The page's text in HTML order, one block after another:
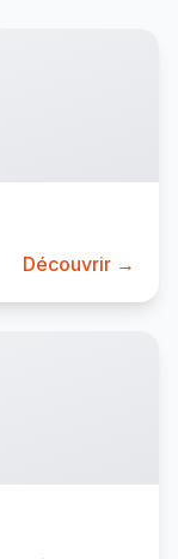
Découvrir →